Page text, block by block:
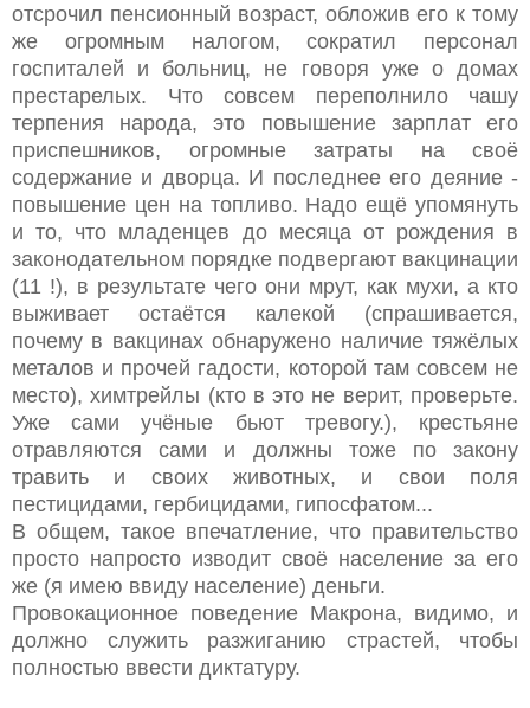
отсрочил пенсионный возраст, обложив его к тому
же огромным налогом, сократил персонал
госпиталей и больниц, не говоря уже о домах
престарелых. Что совсем переполнило чашу
терпения народа, это повышение зарплат его
приспешников, огромные затраты на своё
содержание и дворца. И последнее его деяние -
повышение цен на топливо. Надо ещё упомянуть
и то, что младенцев до месяца от рождения в
законодательном порядке подвергают вакцинации
(11 !), в результате чего они мрут, как мухи, а кто
выживает остаётся калекой (спрашивается,
почему в вакцинах обнаружено наличие тяжёлых
металов и прочей гадости, которой там совсем не
место), химтрейлы (кто в это не верит, проверьте.
Уже сами учёные бьют тревогу.), крестьяне
отравляются сами и должны тоже по закону
травить и своих животных, и свои поля
пестицидами, гербицидами, гипосфатом...
В общем, такое впечатление, что правительство
просто напросто изводит своё население за его
же (я имею ввиду население) деньги.
Провокационное поведение Макрона, видимо, и
должно служить разжиганию страстей, чтобы
полностью ввести диктатуру.